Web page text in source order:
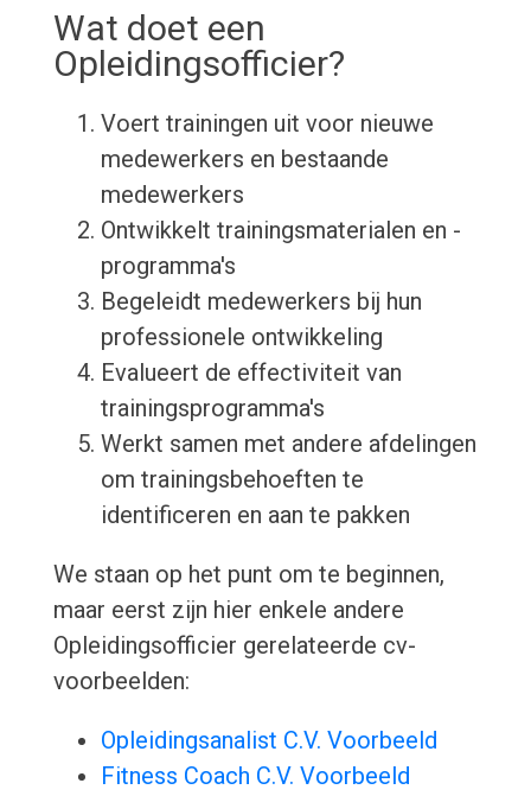
Wat doet een
Opleidingsofficier?
Voert trainingen uit voor nieuwe
medewerkers en bestaande
medewerkers
Ontwikkelt trainingsmaterialen en -
programma's
Begeleidt medewerkers bij hun
professionele ontwikkeling
Evalueert de effectiviteit van
trainingsprogramma's
Werkt samen met andere afdelingen
om trainingsbehoeften te
identificeren en aan te pakken
We staan op het punt om te beginnen,
maar eerst zijn hier enkele andere
Opleidingsofficier gerelateerde cv-
voorbeelden:
Opleidingsanalist C.V. Voorbeeld
Fitness Coach C.V. Voorbeeld